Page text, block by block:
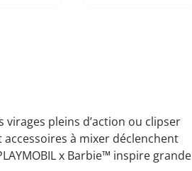
pleins d’action ou clipser
à mixer déclenchent
x Barbie™ inspire grande